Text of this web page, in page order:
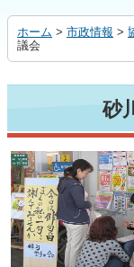
る
ホーム > 市政情報 >
議会
砂